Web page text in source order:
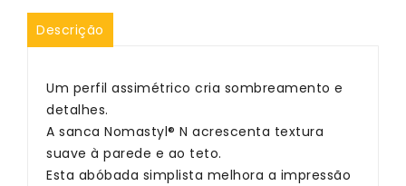
Descrição
Um perfil assimétrico cria sombreamento e
detalhes.
A sanca Nomastyl® N acrescenta textura
suave à parede e ao teto.
Esta abóbada simplista melhora a impressão